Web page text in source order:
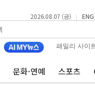
2026.08.07 (금) | ENG
패밀리 사이
문화·연예 스포츠